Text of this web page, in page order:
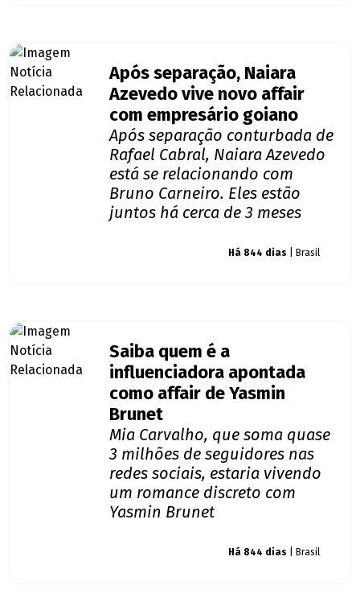
Após separação, Naiara
Azevedo vive novo affair
com empresário goiano
Após separação conturbada de
Rafael Cabral, Naiara Azevedo
está se relacionando com
Bruno Carneiro. Eles estão
juntos há cerca de 3 meses
Há 844 dias | Brasil
Saiba quem é a
influenciadora apontada
como affair de Yasmin
Brunet
Mia Carvalho, que soma quase
3 milhões de seguidores nas
redes sociais, estaria vivendo
um romance discreto com
Yasmin Brunet
Há 844 dias | Brasil